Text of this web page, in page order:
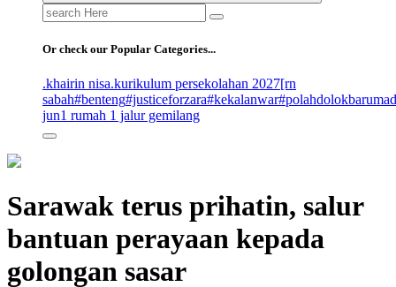
Search
for:
Or check our Popular Categories...
.khairin nisa.kurikulum persekolahan 2027[rn
sabah#benteng#justiceforzara#kekalanwar
jun1 rumah 1 jalur gemilang
Sarawak terus prihatin, salur
bantuan perayaan kepada
golongan sasar